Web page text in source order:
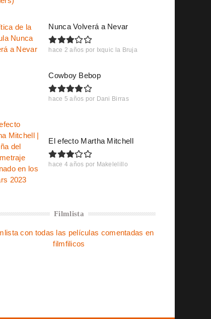
Nunca Volverá a Nevar
hace 2 años por Ixquic la Bruja
Cowboy Bebop
hace 5 años por Dani Birras
El efecto Martha Mitchell
hace 4 años por Makelelillo
Filmlista